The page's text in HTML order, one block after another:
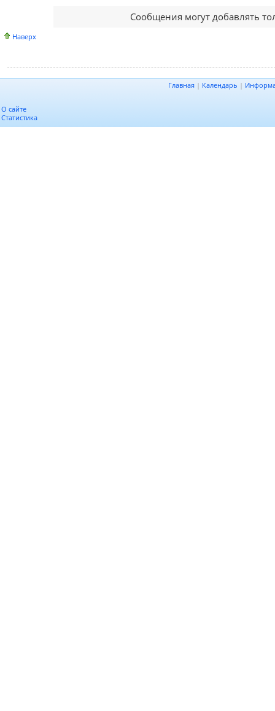
Сообщения могут добавлять
Наверх
Главная | Календарь |
О сайте
Статистика